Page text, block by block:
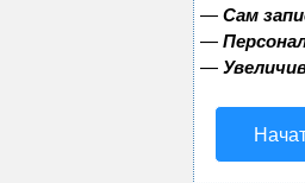
—Сам
—
—